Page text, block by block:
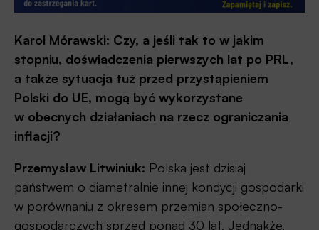
Karol Mórawski: Czy, a jeśli tak to w jakim
stopniu, doświadczenia pierwszych lat po PRL,
a także sytuacja tuż przed przystąpieniem
Polski do UE, mogą być wykorzystane
w obecnych działaniach na rzecz ograniczania
inflacji?
Przemysław Litwiniuk: Polska jest dzisiaj
państwem o diametralnie innej kondycji gospodarki
w porównaniu z okresem przemian społeczno-
gospodarczych sprzed ponad 30 lat. Jednakże,